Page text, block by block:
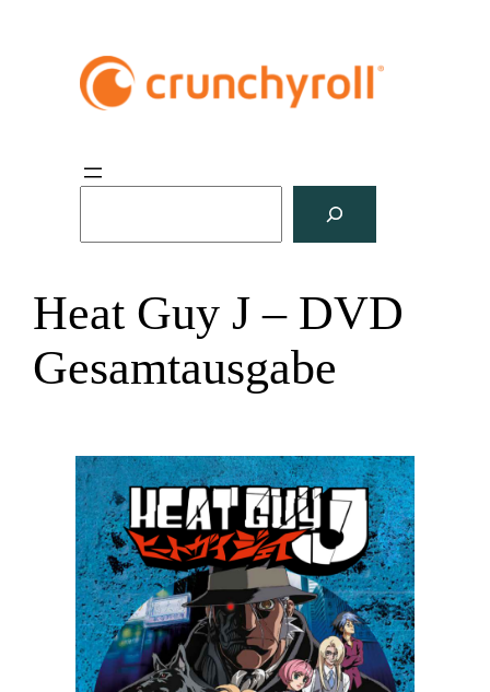
e
Heat Guy J – DVD
Gesamtausgabe